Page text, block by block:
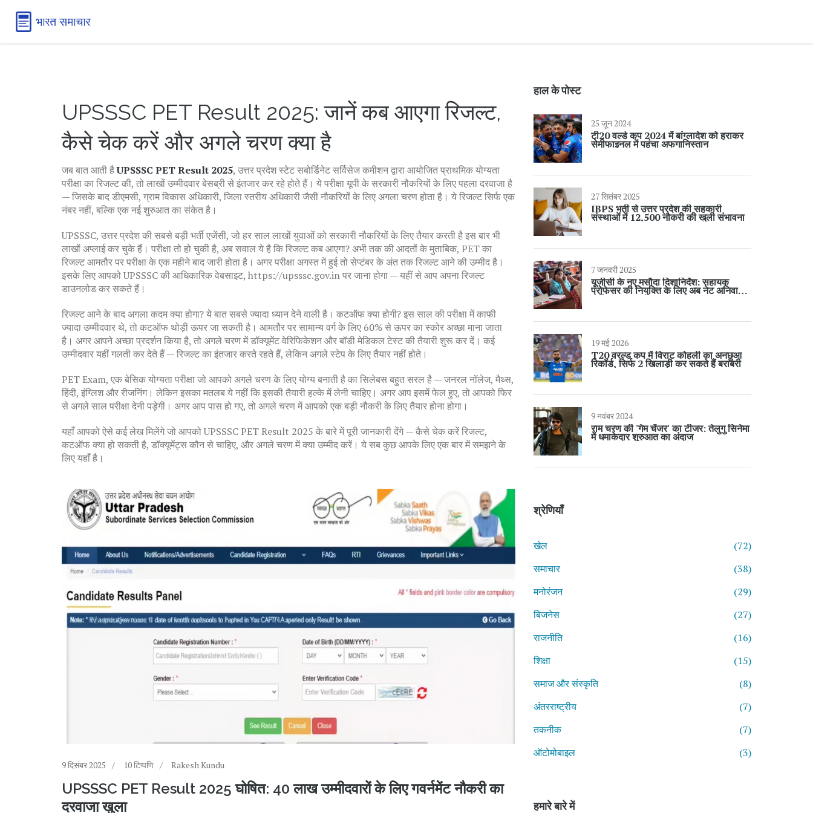
UPSSSC PET Result 2025: जानें कब आएगा रिजल्ट,
कैसे चेक करें और अगले चरण क्या है
जब बात आती हैUPSSSC PET Result 2025, उत्तर प्रदेश स्टेट सबोर्डिनेट सर्विसेज कमीशन द्वारा आयोजित प्राथमिक योग्यता
परीक्षा का रिजल्टकी, तो लाखों उम्मीदवार बेसब्री से इंतजार कर रहे होते हैं। ये परीक्षा यूपी के सरकारी नौकरियों के लिए पहला दरवाजा है
— जिसके बाद डीएमसी, ग्राम विकास अधिकारी, जिला स्तरीय अधिकारी जैसी नौकरियों के लिए अगला चरण होता है। ये रिजल्ट सिर्फ एक
नंबर नहीं, बल्कि एक नई शुरुआत का संकेत है।
UPSSSC, उत्तर प्रदेश की सबसे बड़ी भर्ती एजेंसी, जो हर साल लाखों युवाओं को सरकारी नौकरियों के लिए तैयार करती हैइस बार भी
लाखों अप्लाई कर चुके हैं। परीक्षा तो हो चुकी है, अब सवाल ये है कि रिजल्ट कब आएगा? अभी तक की आदतों के मुताबिक, PET का
रिजल्ट आमतौर पर परीक्षा के एक महीने बाद जारी होता है। अगर परीक्षा अगस्त में हुई तो सेप्टंबर के अंत तक रिजल्ट आने की उम्मीद है।
इसके लिए आपकोUPSSSC की आधिकारिक वेबसाइट, https://upsssc.gov.in पर जाना होगा — यहीं से आप अपना रिजल्ट
डाउनलोड कर सकते हैं।
रिजल्ट आने के बाद अगला कदम क्या होगा? ये बात सबसे ज्यादा ध्यान देने वाली है। कटऑफ क्या होगी? इस साल की परीक्षा में काफी
ज्यादा उम्मीदवार थे, तो कटऑफ थोड़ी ऊपर जा सकती है। आमतौर पर सामान्य वर्ग के लिए 60% से ऊपर का स्कोर अच्छा माना जाता
है। अगर आपने अच्छा प्रदर्शन किया है, तो अगले चरण में डॉक्यूमेंट वेरिफिकेशन और बॉडी मेडिकल टेस्ट की तैयारी शुरू कर दें। कई
उम्मीदवार यहीं गलती कर देते हैं — रिजल्ट का इंतजार करते रहते हैं, लेकिन अगले स्टेप के लिए तैयार नहीं होते।
PET Exam, एक बेसिक योग्यता परीक्षा जो आपको अगले चरण के लिए योग्य बनाती हैका सिलेबस बहुत सरल है — जनरल नॉलेज, मैथ्स,
हिंदी, इंग्लिश और रीजनिंग। लेकिन इसका मतलब ये नहीं कि इसकी तैयारी हल्के में लेनी चाहिए। अगर आप इसमें फेल हुए, तो आपको फिर
से अगले साल परीक्षा देनी पड़ेगी। अगर आप पास हो गए, तो अगले चरण में आपको एक बड़ी नौकरी के लिए तैयार होना होगा।
यहाँ आपको ऐसे कई लेख मिलेंगे जो आपको UPSSSC PET Result 2025 के बारे में पूरी जानकारी देंगे — कैसे चेक करें रिजल्ट,
कटऑफ क्या हो सकती है, डॉक्यूमेंट्स कौन से चाहिए, और अगले चरण में क्या उम्मीद करें। ये सब कुछ आपके लिए एक बार में समझने के
लिए यहाँ है।
9 दिसंबर 2025 10 टिप्पणि Rakesh Kundu
UPSSSC PET Result 2025 घोषित: 40 लाख उम्मीदवारों के लिए गवर्नमेंट नौकरी का
दरवाजा खुला
हाल के पोस्ट
25 जून 2024
टी20 वर्ल्ड कप 2024 में बांग्लादेश को हराकर
सेमीफाइनल में पहुंचा अफगानिस्तान
27 सितंबर 2025
IBPS भर्ती से उत्तर प्रदेश की सहकारी
संस्थाओं में 12,500 नौकरी की खुली संभावना
7 जनवरी 2025
यूजीसी के नए मसौदा दिशानिर्देश: सहायक
प्रोफेसर की नियुक्ति के लिए अब नेट अनिवार्य
नहीं
19 मई 2026
T20 वरल्ड कप में विराट कोहली का अनछुआ
रिकॉर्ड, सिर्फ 2 खिलाड़ी कर सकते हैं बराबरी
9 नवंबर 2024
राम चरण की 'गेम चेंजर' का टीजर: तेलुगु सिनेमा
में धमाकेदार शुरुआत का अंदाज
श्रेणियाँ
खेल
(72)
समाचार
(38)
मनोरंजन
(29)
बिजनेस
(27)
राजनीति
(16)
शिक्षा
(15)
समाज और संस्कृति
(8)
अंतरराष्ट्रीय
(7)
तकनीक
(7)
ऑटोमोबाइल
(3)
हमारे बारे में